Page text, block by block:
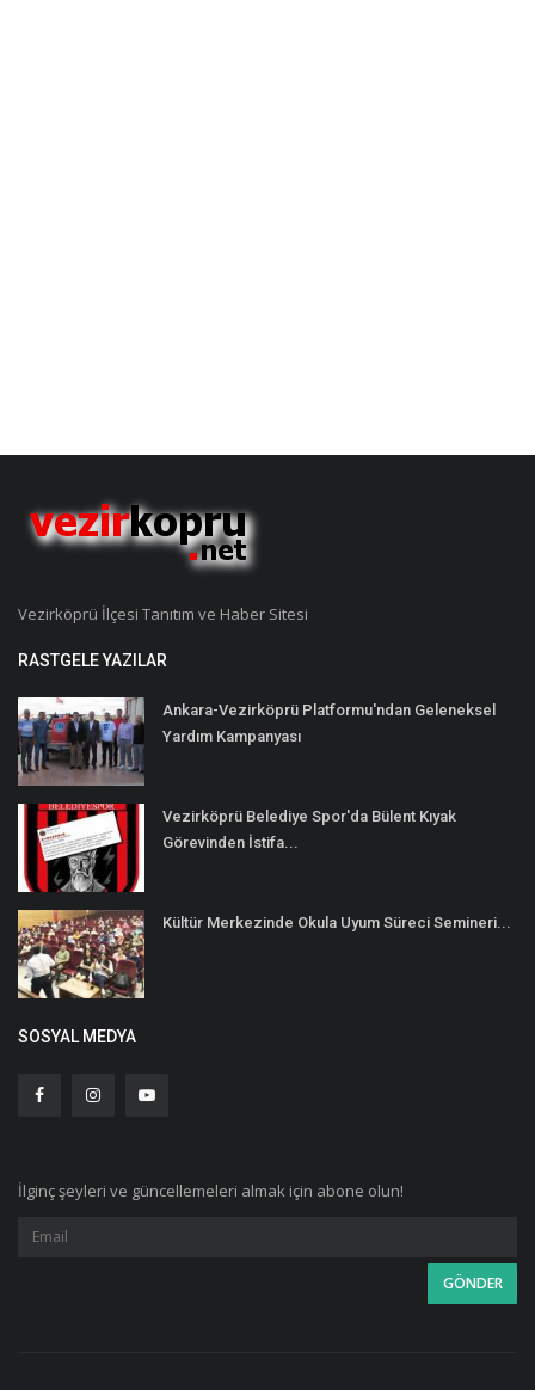
Vezirköprü İlçesi Tanıtım ve Haber Sitesi
RASTGELE YAZILAR
Ankara-Vezirköprü Platformu'ndan Geleneksel
Yardım Kampanyası
Vezirköprü Belediye Spor'da Bülent Kıyak
Görevinden İstifa...
Kültür Merkezinde Okula Uyum Süreci Semineri...
SOSYAL MEDYA
İlginç şeyleri ve güncellemeleri almak için abone olun!